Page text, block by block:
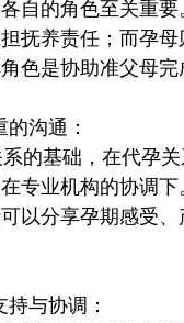
自的角色至关重
抚养责任；而孕
色是协助准父母完
沟通：
的基础，在代孕
专业机构的协调
以分享孕期感受
与协调：